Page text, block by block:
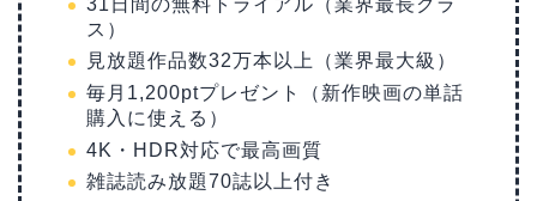
ス）
見放題作品数32万本以上（業界最大級）
毎月1,200ptプレゼント（新作映画の単話
購入に使える）
4K・HDR対応で最高画質
雑誌読み放題70誌以上付き